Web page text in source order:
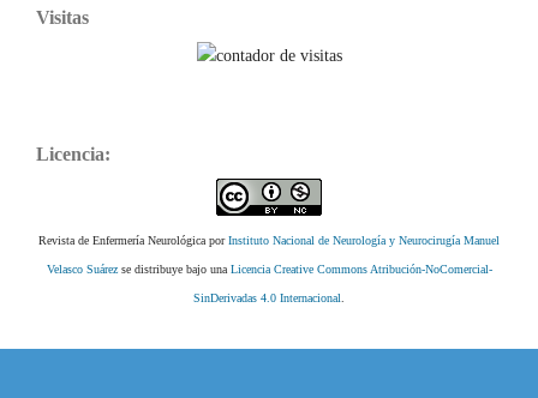
Visitas
Licencia:
Revista de Enfermería Neurológica porInstituto Nacional de Neurología y Neurocirugía Manuel
Velasco Suárezse distribuye bajo unaLicencia Creative Commons Atribución-NoComercial-
SinDerivadas 4.0 Internacional.